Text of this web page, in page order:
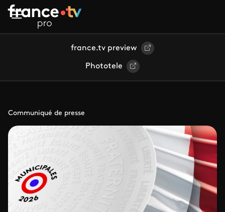
Aller au contenu principal
france.tv preview
Phototele
Communiqué de presse